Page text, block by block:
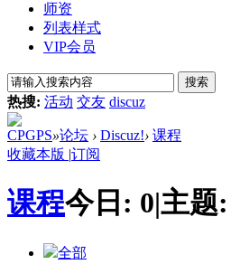
师资
列表样式
VIP会员
搜索
热搜: 活动 交友 discuz
CPGPS»论坛 › Discuz!› 课程
收藏本版 |订阅
课程今日: 0|主题:
全部